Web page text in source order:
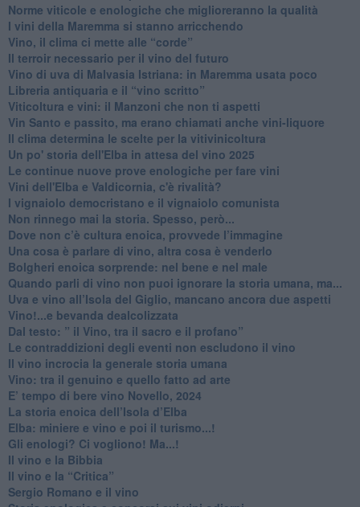
Norme viticole e enologiche che miglioreranno la qualità
​I vini della Maremma si stanno arricchendo
Vino, il clima ci mette alle “corde”
Il terroir necessario per il vino del futuro
​Vino di uva di Malvasia Istriana: in Maremma usata poco
​Libreria antiquaria e il “vino scritto”
​Viticoltura e vini: il Manzoni che non ti aspetti
​Vin Santo e passito, ma erano chiamati anche vini-liquore
Il clima determina le scelte per la vitivinicoltura
Un po' storia dell'Elba in attesa del vino 2025
Le continue nuove prove enologiche per fare vini
Vini dell'Elba e Valdicornia, c'è rivalità?
​I vignaiolo democristano e il vignaiolo comunista
​Non rinnego mai la storia. Spesso, però...
​Dove non c’è cultura enoica, provvede l’immagine
​Una cosa è parlare di vino, altra cosa è venderlo
Bolgheri enoica sorprende: nel bene e nel male
​Quando parli di vino non puoi ignorare la storia umana, ma...
Uva e vino all’Isola del Giglio, mancano ancora due aspetti
​Vino!...e bevanda dealcolizzata
​Dal testo: ” il Vino, tra il sacro e il profano”
Le contraddizioni degli eventi non escludono il vino
​Il vino incrocia la generale storia umana
Vino: tra il genuino e quello fatto ad arte
E’ tempo di bere vino Novello, 2024
La storia enoica dell’Isola d’Elba
Elba: miniere e vino e poi il turismo...!
​Gli enologi? Ci vogliono! Ma...!
​Il vino e la Bibbia
​Il vino e la “Critica”
Sergio Romano e il vino